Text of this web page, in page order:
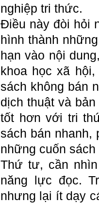
nghiệp tri thức.
Điều này đòi hỏi
hình thành
hạn vào nội
khoa học xã
sách không bán
dịch thuật và
tốt hơn với tri
sách bán nhanh,
những cuốn
Thứ tư, cần
năng lực đọc.
nhưng lại ít dạy